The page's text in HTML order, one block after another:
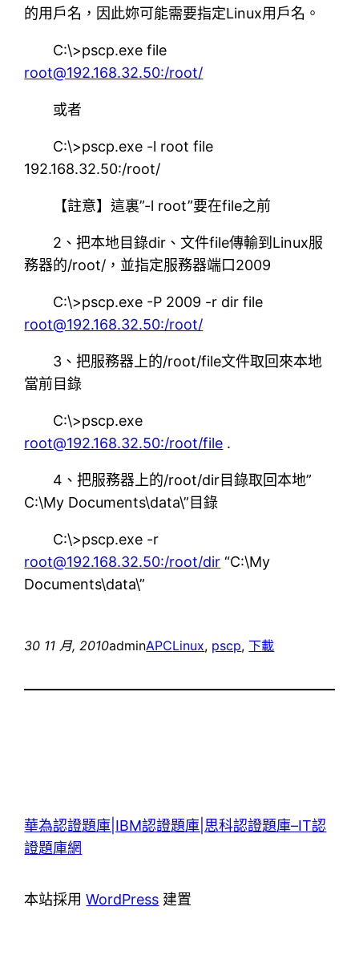
的用戶名，因此妳可能需要指定Linux用戶名。
C:\>pscp.exe file
root@192.168.32.50:/root/
或者
C:\>pscp.exe -l root file
192.168.32.50:/root/
【註意】這裏”-l root”要在file之前
2、把本地目錄dir、文件file傳輸到Linux服
務器的/root/，並指定服務器端口2009
C:\>pscp.exe -P 2009 -r dir file
root@192.168.32.50:/root/
3、把服務器上的/root/file文件取回來本地
當前目錄
C:\>pscp.exe
root@192.168.32.50:/root/file .
4、把服務器上的/root/dir目錄取回本地”
C:\My Documents\data\”目錄
C:\>pscp.exe -r
root@192.168.32.50:/root/dir “C:\My
Documents\data\”
30 11 月, 2010adminAPCLinux, pscp, 下載
華為認證題庫|IBM認證題庫|思科認證題庫–IT認
證題庫網
本站採用WordPress 建置